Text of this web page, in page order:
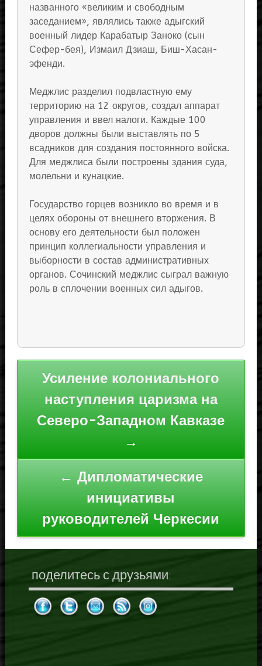
названного «великим и свободным
заседанием», являлись также адыгский
военный лидер Карабатыр Заноко (сын
Сефер-бея), Измаил Дзиаш, Биш-Хасан-
эфенди.
Меджлис разделил подвластную ему
территорию на 12 округов, создал аппарат
управления и ввел налоги. Каждые 100
дворов должны были выставлять по 5
всадников для создания постоянного войска.
Для меджлиса были построены здания суда,
молельни и кунацкие.
Государство горцев возникло во время и в
целях обороны от внешнего вторжения. В
основу его деятельности был положен
принцип коллегиальности управления и
выборности в состав административных
органов. Сочинский меджлис сыграл важную
роль в сплочении военных сил адыгов.
Навигация
записям
Усиление колониального
наступления царизма на
Северо-Западном Кавказе
→
← Дипломатические
инициативы
руководителей Черкесии
поделитесь с друзьями: